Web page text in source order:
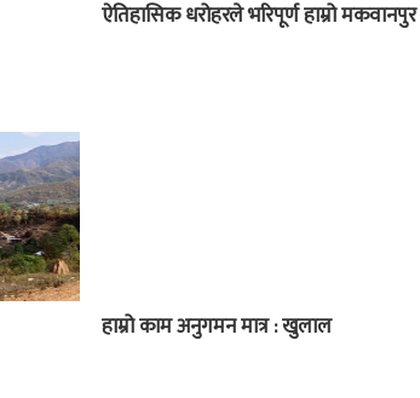
ऐतिहासिक धरोहरले भरिपूर्ण हाम्रो मकवानपुर
हाम्रो काम अनुगमन मात्र : खुलाल